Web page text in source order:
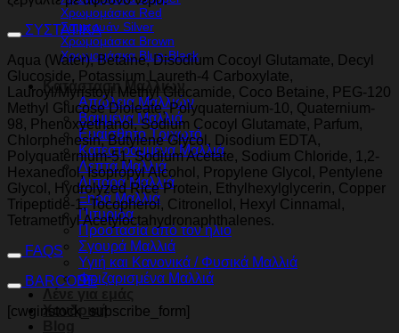
Χρωμομάσκα Red
Σαμπουάν Silver
Χρωμομάσκα Brown
Χρωμομάσκα Blue-Black
Κατάσταση Μαλλιών
Απώλεια Μαλλιών
Βαμμένα Μαλλιά
Ευαίσθητο Τριχωτό
Κατεστραμμένα Μαλλιά
Λεπτά Μαλλιά
Λιπαρά Μαλλιά
Ξηρά Μαλλιά
Πιτυρίδα
Προστασία από τον ήλιο
Σγουρά Μαλλιά
Υγιή και Κανονικά / Φυσικά Μαλλιά
Φριζαρισμένα Μαλλιά
Χονδρική
ΣΥΣΤΑΤΙΚΑ
Aqua (Water), Betaine, Disodium Cocoyl Glutamate, Decyl
Glucoside, Potassium Laureth-4 Carboxylate,
Lauroyl/Myristoyl Methyl Glucamide, Coco Betaine, PEG-120
Methyl Glucose Dioleate, Polyquaternium-10, Quaternium-
98, Phenoxyethanol, Sodium Cocoyl Glutamate, Parfum,
Chlorphenesin, Butylene Glycol, Disodium EDTA,
Polyquaternium-51, Sodium Acetate, Sodium Chloride, 1,2-
Hexanediol, Isopropyl Alcohol, Propylene Glycol, Pentylene
Glycol, Hydrolyzed Rice Protein, Ethylhexylglycerin, Copper
Tripeptide-1, Tocopherol, Citronellol, Hexyl Cinnamal,
Tetramethyl Acetyloctahydronaphthalenes.
FAQS
BARCODE
[cwginstock_subscribe_form]